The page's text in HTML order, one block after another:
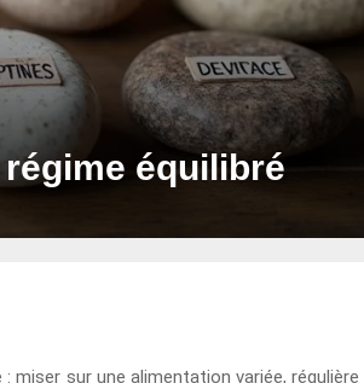
équilibré
miser sur une alimentation variée,